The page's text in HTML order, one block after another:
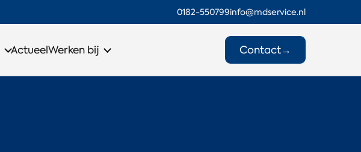
0182-550799info@mdservice.nl
ActueelWerken bij Contact→